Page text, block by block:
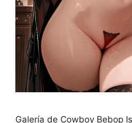
Galería de Cowboy Bebop